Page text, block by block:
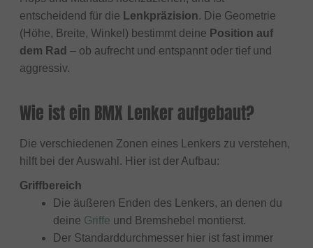
entscheidend für die Lenkpräzision. Die Geometrie
(Höhe, Breite, Winkel) bestimmt deine Position auf
dem Rad – ob aufrecht und entspannt oder tief und
aggressiv.
Wie ist ein BMX Lenker aufgebaut?
Die verschiedenen Zonen eines Lenkers zu verstehen,
hilft bei der Auswahl. Hier ist der Aufbau:
Griffbereich
Die äußeren Enden des Lenkers, an denen du
deine Griffe und Bremshebel montierst.
Der Standarddurchmesser hier ist fast immer